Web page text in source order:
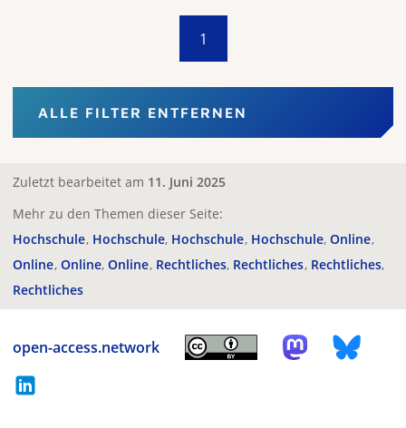
1
ALLE FILTER ENTFERNEN
Zuletzt bearbeitet am 11. Juni 2025
Mehr zu den Themen dieser Seite:
Hochschule Hochschule Hochschule Hochschule Online
Online Online Online Rechtliches Rechtliches Rechtliches
Rechtliches
open-access.network